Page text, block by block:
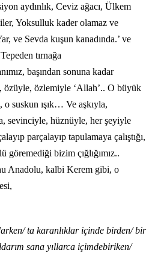
aydınlık, Ceviz ağacı, Ülkem
Yoksulluk kader olamaz ve
ve Sevda kuşun kanadında.’ ve
tırnağa
başından sonuna kadar
özüyle, özlemiyle ‘Allah’.. O büyük
o suskun ışık… Ve aşkıyla,
sevinciyle, hüznüyle, her şeyiyle
parçalayıp tapulamaya çalıştığı,
göremediği bizim çığlığımız..
Anadolu, kalbi Kerem gibi, o
ta karanlıklar içinde birden/ bir
sana yıllarca içimdebiriken/